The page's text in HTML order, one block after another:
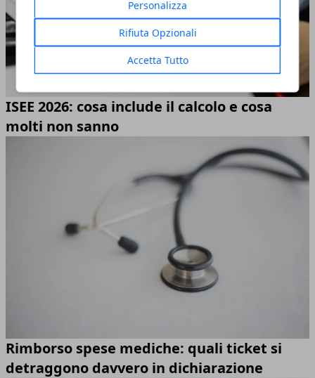
Personalizza
Rifiuta Opzionali
Accetta Tutto
ISEE 2026: cosa include il calcolo e cosa
molti non sanno
Rimborso spese mediche: quali ticket si
detraggono davvero in dichiarazione